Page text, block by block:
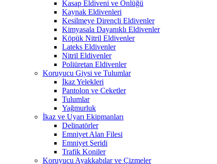
Kasap Eldiveni ve Önlüğü
Kaynak Eldivenleri
Kesilmeye Dirençli Eldivenler
Kimyasala Dayanıklı Eldivenler
Köpük Nitril Eldivenler
Lateks Eldivenler
Nitril Eldivenler
Poliüretan Eldivenler
Koruyucu Giysi ve Tulumlar
İkaz Yelekleri
Pantolon ve Ceketler
Tulumlar
Yağmurluk
İkaz ve Uyarı Ekipmanları
Delinatörler
Emniyet Alan Filesi
Emniyet Şeridi
Trafik Koniler
Koruyucu Ayakkabılar ve Çizmeler